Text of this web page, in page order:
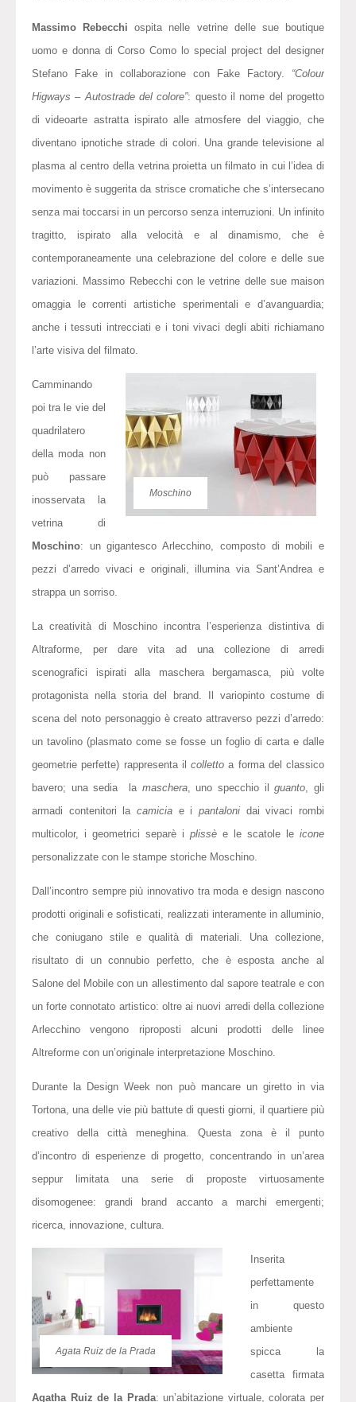
Massimo Rebecchi ospita nelle vetrine delle sue boutique
uomo e donna di Corso Como lo special project del designer
Stefano Fake in collaborazione con Fake Factory. “Colour
Higways – Autostrade del colore”: questo il nome del progetto
di videoarte astratta ispirato alle atmosfere del viaggio, che
diventano ipnotiche strade di colori. Una grande televisione al
plasma al centro della vetrina proietta un filmato in cui l’idea di
movimento è suggerita da strisce cromatiche che s’intersecano
senza mai toccarsi in un percorso senza interruzioni. Un infinito
tragitto, ispirato alla velocità e al dinamismo, che è
contemporaneamente una celebrazione del colore e delle sue
variazioni. Massimo Rebecchi con le vetrine delle sue maison
omaggia le correnti artistiche sperimentali e d’avanguardia;
anche i tessuti intrecciati e i toni vivaci degli abiti richiamano
l’arte visiva del filmato.
Moschino
Camminando
poi tra le vie del
quadrilatero
della moda non
può passare
inosservata la
vetrina di
Moschino: un gigantesco Arlecchino, composto di mobili e
pezzi d’arredo vivaci e originali, illumina via Sant’Andrea e
strappa un sorriso.
La creatività di Moschino incontra l’esperienza distintiva di
Altraforme, per dare vita ad una collezione di arredi
scenografici ispirati alla maschera bergamasca, più volte
protagonista nella storia del brand. Il variopinto costume di
scena del noto personaggio è creato attraverso pezzi d’arredo:
un tavolino (plasmato come se fosse un foglio di carta e dalle
geometrie perfette) rappresenta il colletto a forma del classico
bavero; una sedia la maschera, uno specchio ilguanto, gli
armadi contenitori la camicia e i pantaloni dai vivaci rombi
multicolor, i geometrici separè i plissè e le scatole le icone
personalizzate con le stampe storiche Moschino.
Dall’incontro sempre più innovativo tra moda e design nascono
prodotti originali e sofisticati, realizzati interamente in alluminio,
che coniugano stile e qualità di materiali. Una collezione,
risultato di un connubio perfetto, che è esposta anche al
Salone del Mobile con un allestimento dal sapore teatrale e con
un forte connotato artistico: oltre ai nuovi arredi della collezione
Arlecchino vengono riproposti alcuni prodotti delle linee
Altreforme con un’originale interpretazione Moschino.
Durante la Design Week non può mancare un giretto in via
Tortona, una delle vie più battute di questi giorni, il quartiere più
creativo della città meneghina. Questa zona è il punto
d’incontro di esperienze di progetto, concentrando in un’area
seppur limitata una serie di proposte virtuosamente
disomogenee: grandi brand accanto a marchi emergenti;
ricerca, innovazione, cultura.
Agata Ruiz de la Prada
Inserita
perfettamente
in questo
ambiente
spicca la
casetta firmata
Agatha Ruiz de la Prada: un’abitazione virtuale, colorata per